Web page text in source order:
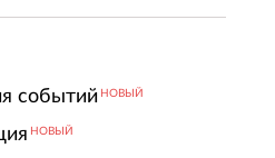
событий НОВЫЙ
НОВЫЙ